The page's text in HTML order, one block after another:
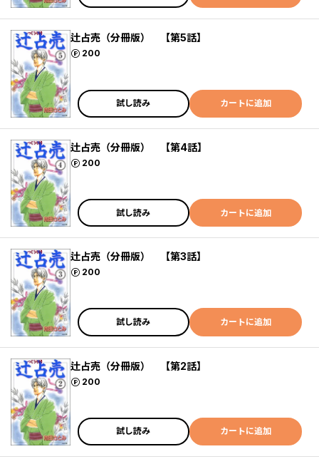
辻占売（分冊版） 【第5話】
200
ポイント
試し読み カートに追加
辻占売（分冊版） 【第4話】
200
ポイント
試し読み カートに追加
辻占売（分冊版） 【第3話】
200
ポイント
試し読み カートに追加
辻占売（分冊版） 【第2話】
200
ポイント
試し読み カートに追加